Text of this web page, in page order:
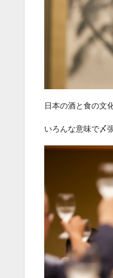
日本の酒と食の文
いろんな意味で〆